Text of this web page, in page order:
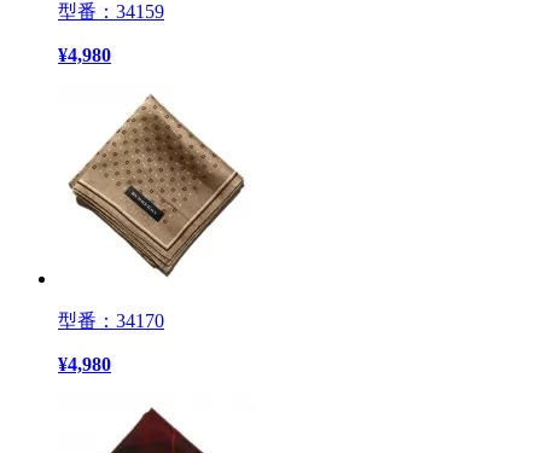
型番：34159
¥4,980
型番：34170
¥4,980